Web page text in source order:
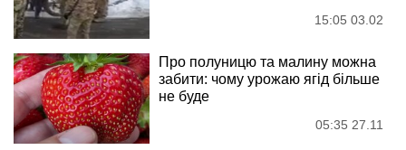
15:05 03.02
Про полуницю та малину можна
забити: чому урожаю ягід більше
не буде
05:35 27.11